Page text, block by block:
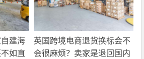
建海
如直
英国跨境电商退货换标会不
会很麻烦？卖家是退回国内